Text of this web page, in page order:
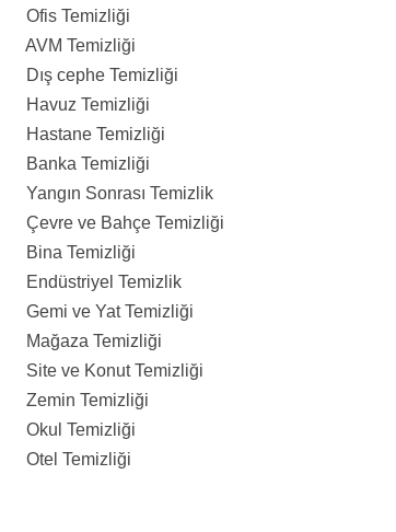
Ofis Temizliği
AVM Temizliği
Dış cephe Temizliği
Havuz Temizliği
Hastane Temizliği
Banka Temizliği
Yangın Sonrası Temizlik
Çevre ve Bahçe Temizliği
Bina Temizliği
Endüstriyel Temizlik
Gemi ve Yat Temizliği
Mağaza Temizliği
Site ve Konut Temizliği
Zemin Temizliği
Okul Temizliği
Otel Temizliği